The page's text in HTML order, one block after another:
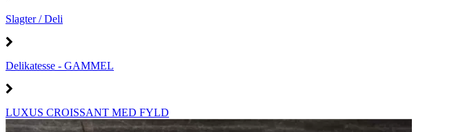
Slagter / Deli
Delikatesse - GAMMEL
LUXUS CROISSANT MED FYLD